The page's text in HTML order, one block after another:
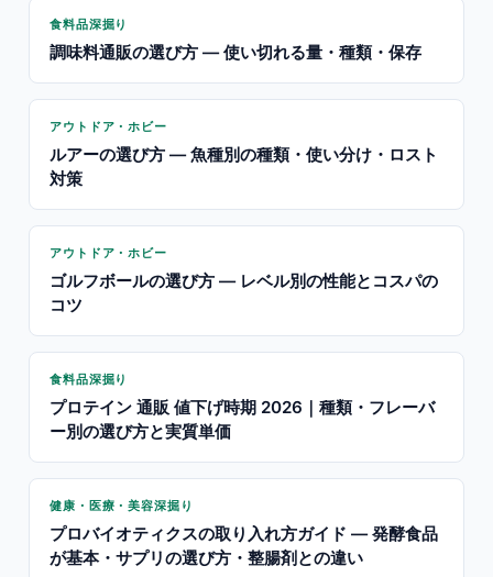
食料品深掘り
調味料通販の選び方 — 使い切れる量・種類・保存
アウトドア・ホビー
ルアーの選び方 — 魚種別の種類・使い分け・ロスト
対策
アウトドア・ホビー
ゴルフボールの選び方 — レベル別の性能とコスパの
コツ
食料品深掘り
プロテイン 通販 値下げ時期 2026｜種類・フレーバ
ー別の選び方と実質単価
健康・医療・美容深掘り
プロバイオティクスの取り入れ方ガイド — 発酵食品
が基本・サプリの選び方・整腸剤との違い